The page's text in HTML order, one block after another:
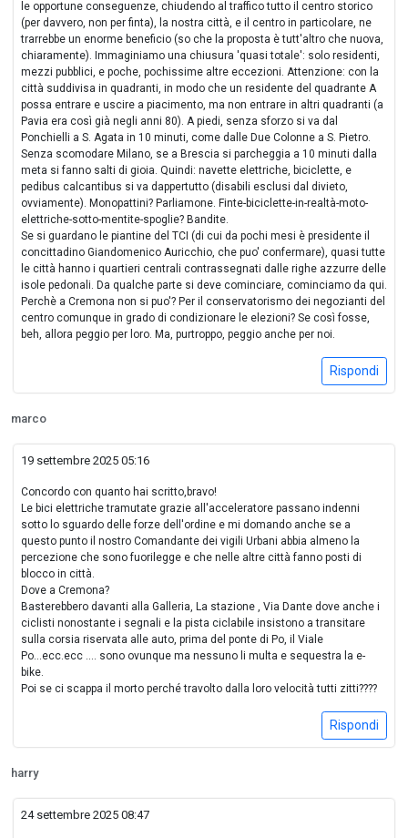
le opportune conseguenze, chiudendo al traffico tutto il centro storico
(per davvero, non per finta), la nostra città, e il centro in particolare, ne
trarrebbe un enorme beneficio (so che la proposta è tutt'altro che nuova,
chiaramente). Immaginiamo una chiusura 'quasi totale': solo residenti,
mezzi pubblici, e poche, pochissime altre eccezioni. Attenzione: con la
città suddivisa in quadranti, in modo che un residente del quadrante A
possa entrare e uscire a piacimento, ma non entrare in altri quadranti (a
Pavia era così già negli anni 80). A piedi, senza sforzo si va dal
Ponchielli a S. Agata in 10 minuti, come dalle Due Colonne a S. Pietro.
Senza scomodare Milano, se a Brescia si parcheggia a 10 minuti dalla
meta si fanno salti di gioia. Quindi: navette elettriche, biciclette, e
pedibus calcantibus si va dappertutto (disabili esclusi dal divieto,
ovviamente). Monopattini? Parliamone. Finte-biciclette-in-realtà-moto-
elettriche-sotto-mentite-spoglie? Bandite.
Se si guardano le piantine del TCI (di cui da pochi mesi è presidente il
concittadino Giandomenico Auricchio, che puo' confermare), quasi tutte
le città hanno i quartieri centrali contrassegnati dalle righe azzurre delle
isole pedonali. Da qualche parte si deve cominciare, cominciamo da qui.
Perchè a Cremona non si puo'? Per il conservatorismo dei negozianti del
centro comunque in grado di condizionare le elezioni? Se così fosse,
beh, allora peggio per loro. Ma, purtroppo, peggio anche per noi.
Rispondi
marco
19 settembre 2025 05:16
Concordo con quanto hai scritto,bravo!
Le bici elettriche tramutate grazie all'acceleratore passano indenni
sotto lo sguardo delle forze dell'ordine e mi domando anche se a
questo punto il nostro Comandante dei vigili Urbani abbia almeno la
percezione che sono fuorilegge e che nelle altre città fanno posti di
blocco in città.
Dove a Cremona?
Basterebbero davanti alla Galleria, La stazione , Via Dante dove anche i
ciclisti nonostante i segnali e la pista ciclabile insistono a transitare
sulla corsia riservata alle auto, prima del ponte di Po, il Viale
Po...ecc.ecc .... sono ovunque ma nessuno li multa e sequestra la e-
bike.
Poi se ci scappa il morto perché travolto dalla loro velocità tutti zitti????
Rispondi
harry
24 settembre 2025 08:47